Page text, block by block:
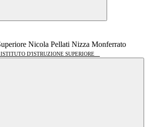
ISTITUTO D'ISTRUZIONE SUPERIORE